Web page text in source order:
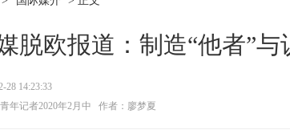
脱欧报道：制造“他者”与
28 14:23:33
年记者2020年2月中
作者：廖梦夏